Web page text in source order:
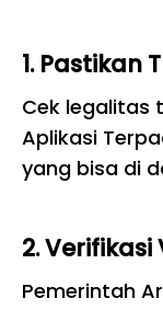
1. Pastikan
Cek legalitas
Aplikasi
yang bisa di
2. Verifikasi
Pemerintah